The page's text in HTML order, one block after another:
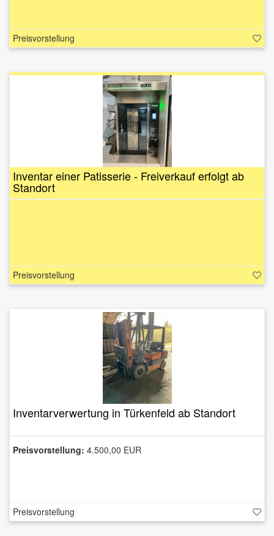
Preisvorstellung
Inventar einer Patisserie - Freiverkauf erfolgt ab
Standort
Preisvorstellung
Inventarverwertung in Türkenfeld ab Standort
Preisvorstellung: 4.500,00 EUR
Preisvorstellung